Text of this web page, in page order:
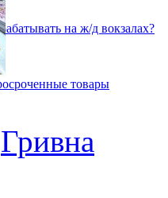
на ж/д вокзалах?
товары
Гривна